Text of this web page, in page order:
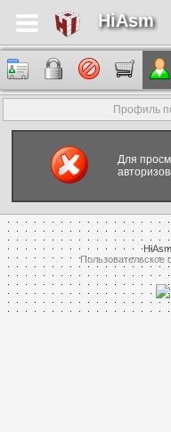
HiAsm
Профиль
Для
Пользовательское